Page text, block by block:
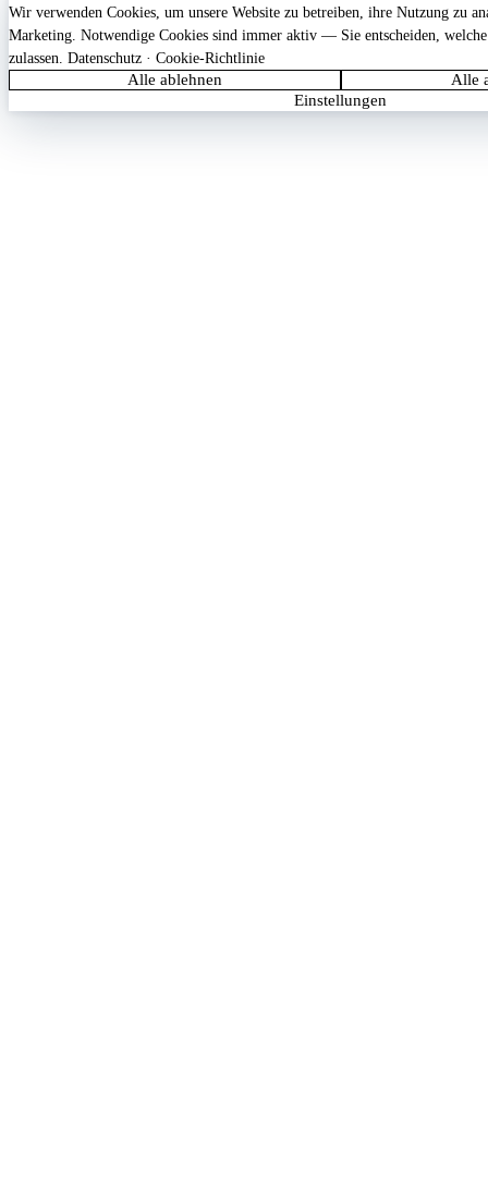
Wir verwenden Cookies, um unsere Website zu betreiben, ihre Nutzung zu
Marketing. Notwendige Cookies sind immer aktiv — Sie entscheiden,
zulassen. Datenschutz · Cookie-Richtlinie
Alle ablehnen
Alle
Einstellungen